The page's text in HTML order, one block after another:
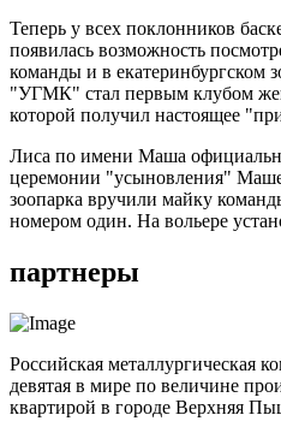
Теперь у всех поклонников
появилась возможность
команды и в екатеринбургском
"УГМК" стал первым клубом
которой получил настоящее
Лиса по имени Маша
церемонии "усыновления"
зоопарка вручили майку
номером один. На вольере
партнеры
Российская металлургическая
девятая в мире по величине
квартирой в городе Верхняя